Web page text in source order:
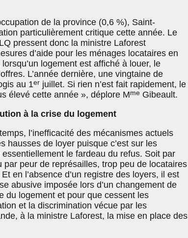
de la province (0,6 %), Saint-
particulièrement critique cette année. Le
pressent donc la ministre Laforest
d’aide pour les ménages locataires en
logement est affiché à louer, le
L’année dernière, une vingtaine de
au 1erjuillet. Si rien n’est fait rapidement, le
élevé cette année », déplore MmeGibeault.
à la crise du logement
l’inefficacité des mécanismes actuels
hausses de loyer puisque c’est sur les
le fardeau du refus. Soit par
peur de représailles, trop peu de locataires
en l’absence d’un registre des loyers, il est
abusive imposée lors d’un changement de
du logement et pour que cessent les
et la discrimination vécue par les
à la ministre Laforest, la mise en place des